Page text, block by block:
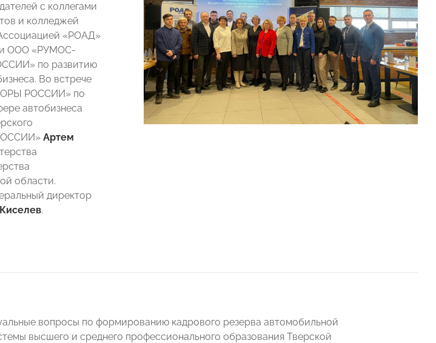
с коллегами
и колледжей
«РОАД»
OOO «РУМОС-
по развитию
Во встрече
РОССИИ» по
автобизнеса
Артем
области.
директор
.
вопросы по формированию кадрового резерва автомобильной
высшего и среднего профессионального образования Тверской